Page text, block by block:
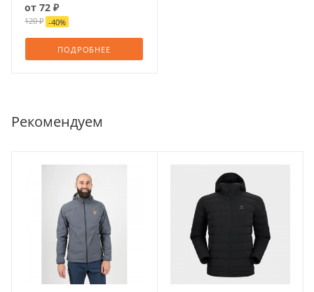
от 72 ₽
120 ₽ -40%
ПОДРОБНЕЕ
Рекомендуем